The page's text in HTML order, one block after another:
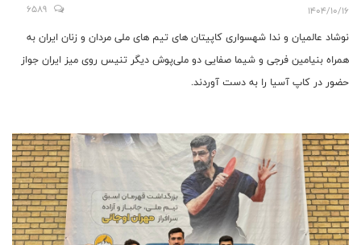
1404/10/16
6589
نوشاد عالمیان و ندا شهسواری کاپیتان های تیم های ملی مردان و زنان ایران به
همراه بنیامین فرجی و شیما صفایی دو ملی‌پوش دیگر تنیس روی میز ایران جواز
حضور در کاپ آسیا را به دست آوردند.